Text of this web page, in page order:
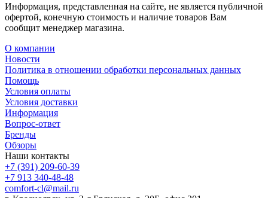
Информация, представленная на сайте, не является публичной
офертой, конечную стоимость и наличие товаров Вам
сообщит менеджер магазина.
О компании
Новости
Политика в отношении обработки персональных данных
Помощь
Условия оплаты
Условия доставки
Информация
Вопрос-ответ
Бренды
Обзоры
Наши контакты
+7 (391) 209-60-39
+7 913 340-48-48
comfort-cl@mail.ru